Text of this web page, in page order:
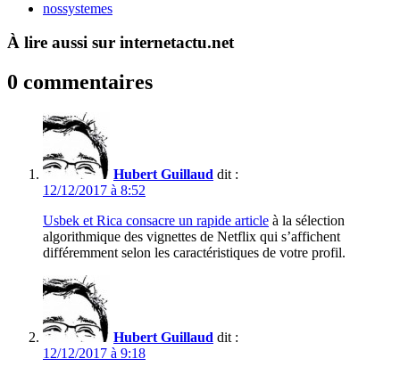
nossystemes
À lire aussi sur internetactu.net
0 commentaires
Hubert Guillaud dit :
12/12/2017 à 8:52
Usbek et Rica consacre un rapide article à la sélection
algorithmique des vignettes de Netflix qui s’affichent
différemment selon les caractéristiques de votre profil.
Hubert Guillaud dit :
12/12/2017 à 9:18